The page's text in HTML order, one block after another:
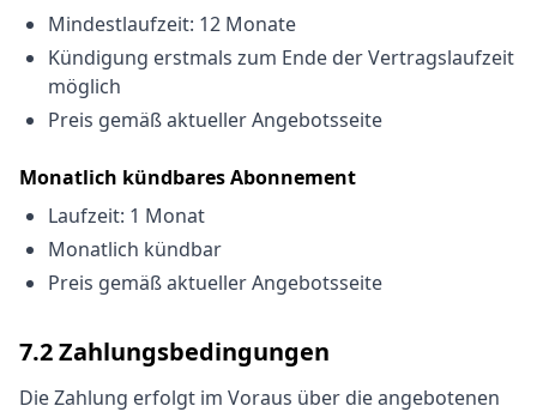
Mindestlaufzeit: 12 Monate
Kündigung erstmals zum Ende der Vertragslaufzeit
möglich
Preis gemäß aktueller Angebotsseite
Monatlich kündbares Abonnement
Laufzeit: 1 Monat
Monatlich kündbar
Preis gemäß aktueller Angebotsseite
7.2 Zahlungsbedingungen
Die Zahlung erfolgt im Voraus über die angebotenen